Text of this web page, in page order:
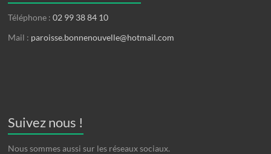
Téléphone :02 99 38 84 10
Mail : paroisse.bonnenouvelle@hotmail.com
Suivez nous !
Nous sommes aussi sur les réseaux sociaux.